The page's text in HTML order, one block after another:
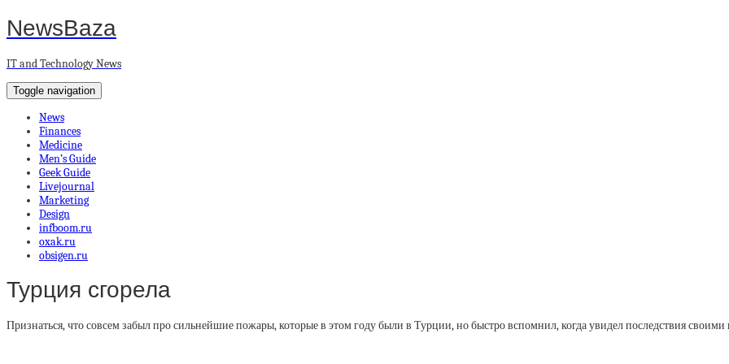
NewsBaza
IT and Technology News
Toggle navigation
News
Finances
Medicine
Men’s Guide
Geek Guide
Livejournal
Marketing
Design
infboom.ru
oxak.ru
obsigen.ru
Турция сгорела
Признаться, что совсем забыл про сильнейшие пожары, которые в этом году были в Турции, но быстро вспомнил, когда увидел последствия своими